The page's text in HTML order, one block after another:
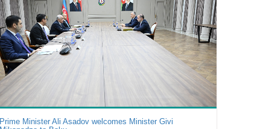
Prime Minister Ali Asadov welcomes Minister Givi